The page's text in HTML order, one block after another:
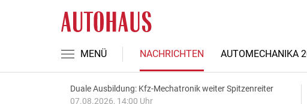
MENÜ NACHRICHTEN AUTOMECHANIKA
Duale Ausbildung: Kfz-Mechatronik weiter Spitzenreiter
07.08.2026, 14:00 Uhr